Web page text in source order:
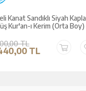
Kanat Sandıklı Siyah
Kur'an-ı Kerim (Orta Boy)
TL
TL